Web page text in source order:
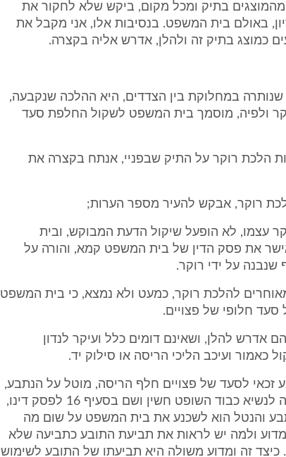
בתיק ומכל מקום, ביקש שלא לחקור את
באולם בית המשפט. בנסיבות אלו, אני מקבל את
כמוצג בתיק זה ולהלן, אדרש אליה בקצרה.
שנותרה במחלוקת בין הצדדים, היא ההלכה שנקבעה,
ולפיה, מוסמך בית המשפט לשקול החלפת סעד
הלכת רוקר על התיק שבפניי, אנתח בקצרה את
עצמו, לא הופעל שיקול הדעת המבוקש, ובית
את פסק הדין של בית המשפט קמא, והורה על
על ידי רוקר.
להלכת רוקר, כמעט ולא נמצא, כי בית המשפט
סעד חלופי של פצויים.
אדרש להלן, ושאינם דומים כלל ועיקר לנדון
כאמור ועיכב הליכי הריסה או סילוק יד.
זכאי לסעד של פצויים חלף הריסה, מוטל על הנתבע,
וראה לעניין זה, דבריו של המשנה לנשיא כבוד השופט חשין ושם בסעיף 16 לפסק דינו,
והנטל הוא לשכנע את בית המשפט על שום מה
ולמה יש לראות את תביעת התובע כתביעה שלא
זה ומדוע משולה היא תביעתו של התובע לשימוש